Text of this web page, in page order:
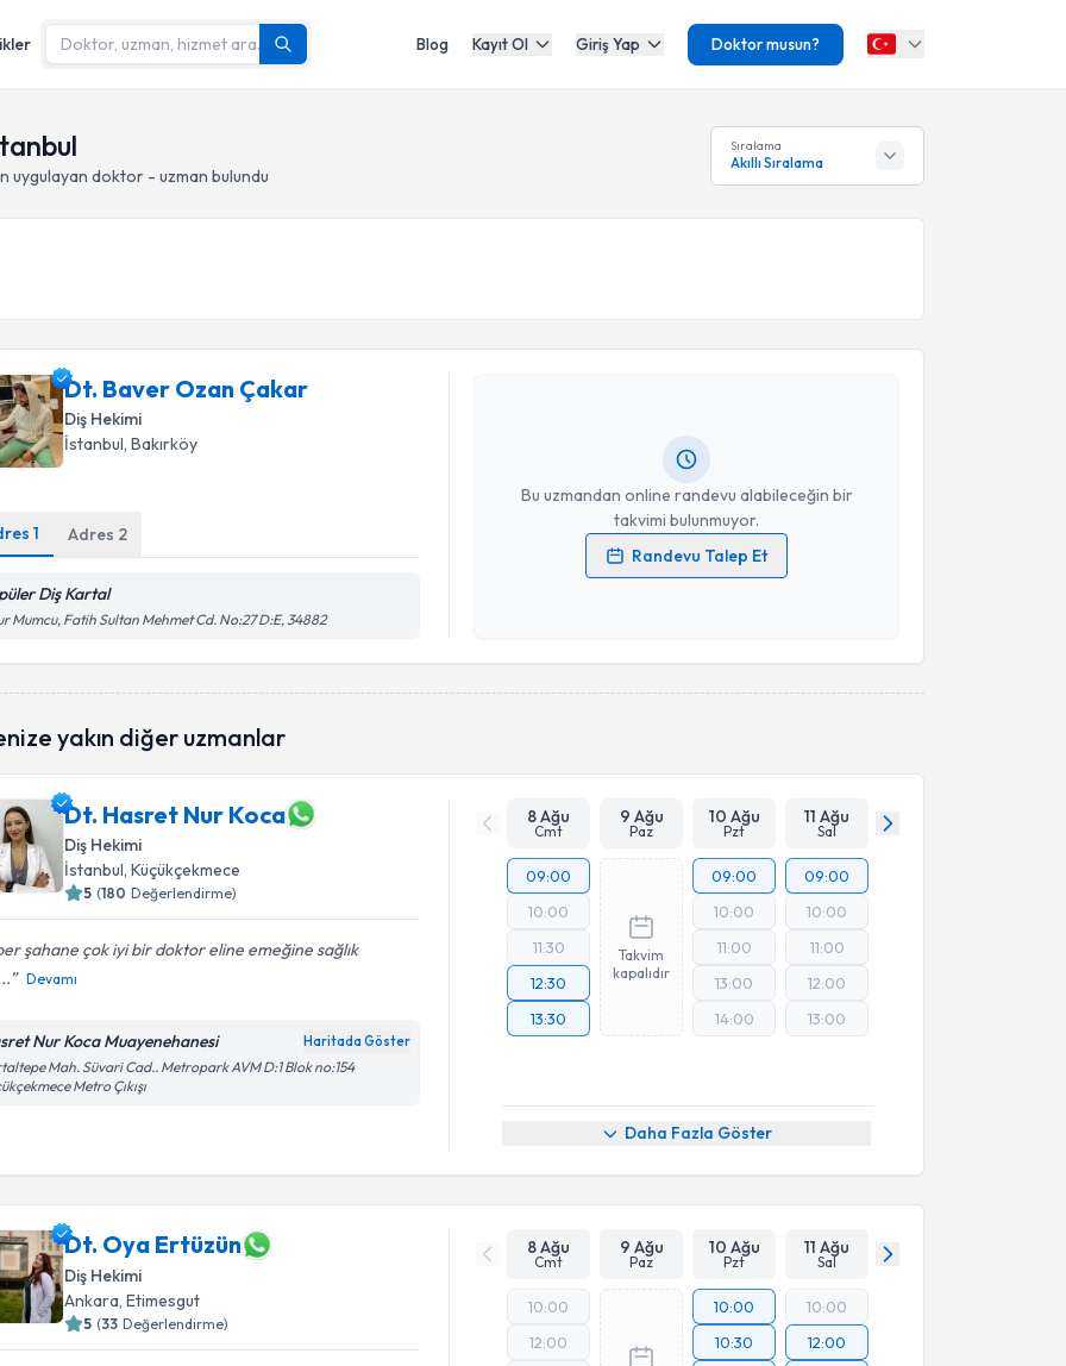
Blog Kayıt Ol Giriş Yap Doktor musun?
uygulayan doktor - uzman bulundu
Sıralama
Akıllı Sıralama
Dt. Baver Ozan Çakar
Diş Hekimi
İstanbul, Bakırköy
1 Adres 2
Diş Kartal
Mumcu, Fatih Sultan Mehmet Cd. No:27 D:E, 34882
Bu uzmandan online randevu alabileceğin bir
takvimi bulunmuyor.
Randevu Talep Et
Kişisel verilerimin işlenmesine ilişkinAydınlatma Metni
Takvim Talebini Gönder
yakın diğer uzmanlar
Dt. Hasret Nur Koca
Diş Hekimi
İstanbul, Küçükçekmece
5 (180 Değerlendirme)
şahane çok iyi bir doktor eline emeğine sağlık
Devamı
Nur Koca Muayenehanesi Haritada Göster
Mah. Süvari Cad.. Metropark AVM D:1 Blok no:154
Metro Çıkışı
8 Ağu
Cmt
9 Ağu
Paz
10 Ağu
Pzt
11 Ağu
Sal
09:00
10:00
11:30
12:30
13:30
Takvim
kapalıdır
09:00
10:00
11:00
13:00
14:00
09:00
10:00
11:00
12:00
13:00
Daha Fazla Göster
Dt. Oya Ertüzün
Diş Hekimi
Ankara , Etimesgut
5 (33 Değerlendirme)
8 Ağu
Cmt
9 Ağu
Paz
10 Ağu
Pzt
11 Ağu
Sal
10:00
12:00
10:00
10:30
10:00
12:00